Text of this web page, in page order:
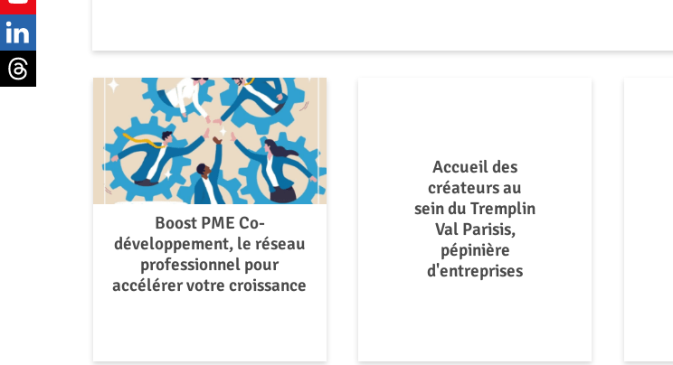
Boost PME Co-
développement, le réseau
professionnel pour
accélérer votre croissance
Accueil des
créateurs au
sein du Tremplin
Val Parisis,
pépinière
d'entreprises